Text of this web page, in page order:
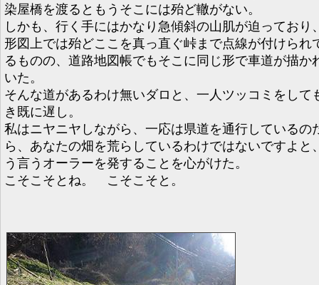
染屋橋を渡るともうそこには殆ど轍がない。
しかも、行く手にはかなり急傾斜の山肌が迫っており
形図上では殆どここを真っ直ぐ峠まで点線が付けられ
るものの、道路地図帳でもそこに同じ形で車道が描か
いた。
そんな道があるわけ無いダロと、一人ツッコミをして
き既に遅し。
私はニヤニヤしながら、一応は県道を通行しているの
ら、あなたの畑を荒らしているわけではないですよと
う言うオーラーを発することを心がけた。
こそこそとね。 こそこそと。